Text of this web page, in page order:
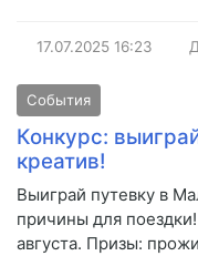
17.07.2025 16:23
События
Конкурс:
креатив!
Выиграй путевку в
причины для
августа. Призы: